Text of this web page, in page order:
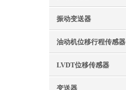
振动变送器
油动机位移行程传感器
LVDT位移传感器
变送器